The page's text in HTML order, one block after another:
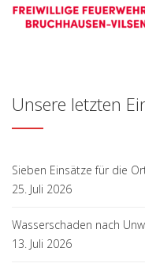
Unsere letzten
Sieben Einsätze für die
25. Juli 2026
Wasserschaden nach
13. Juli 2026